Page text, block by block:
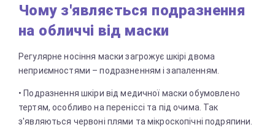
Чому з'являється подразнення
на обличчі від маски
Регулярне носіння маски загрожує шкірі двома
неприємностями – подразненням і запаленням.
• Подразнення шкіри від медичної маски обумовлено
тертям, особливо на переніссі та під очима. Так
з'являються червоні плями та мікроскопічні подряпини.